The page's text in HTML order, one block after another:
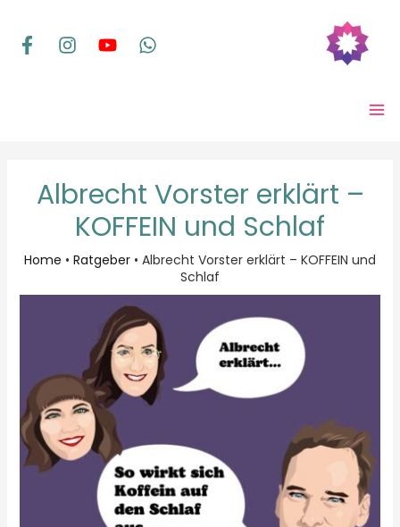
Inhalt
springen
Albrecht Vorster erklärt –
KOFFEIN und Schlaf
Home • Ratgeber • Albrecht Vorster erklärt – KOFFEIN und
Schlaf